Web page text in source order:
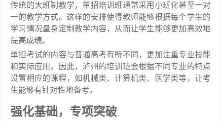
传统的大班制教学，单招培训班通常采用小班化甚至一对
一的教学方式。这样的安排使得教师能够根据每个学生的
学习情况量身定制教学内容，从而让学生能够更加高效地
提高成绩。
单招考试的内容与普通高考有所不同，更加注重专业技能
和实际应用。因此，泸州的培训班会根据不同专业的特点
设置相应的课程，如机械类、计算机类、医学类等，让考
生能够有针对性地备考。
强化基础，专项突破